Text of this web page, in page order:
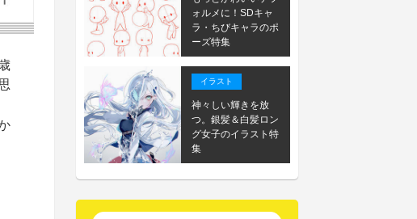
ォルメに！SDキャ
ラ・ちびキャラのポ
ーズ特集
イラスト
神々しい輝きを放
つ。銀髪＆白髪ロン
グ女子のイラスト特
集